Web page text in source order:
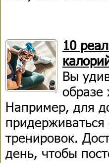
10
Вы
образе
Например, для
придерживаться
тренировок.
день, чтобы